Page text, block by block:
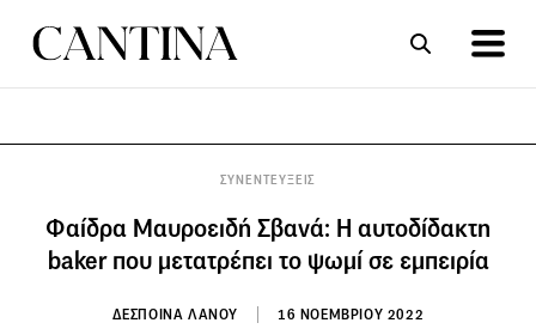
ΣΥΝΕΝΤΕΥΞΕΙΣ
Φαίδρα Μαυροειδή Σβανά: Η αυτοδίδακτη
baker που μετατρέπει το ψωμί σε εμπειρία
ΔΕΣΠΟΙΝΑ ΛΑΝΟΥ 16 ΝΟΕΜΒΡΙΟΥ 2022